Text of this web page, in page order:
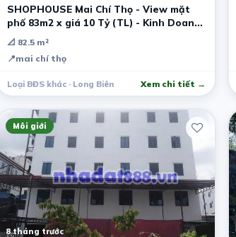
SHOPHOUSE Mai Chí Thọ - View mặt
phố 83m2 x giá 10 Tỷ (TL) - Kinh Doanh
đỉnh - 2
📐 82.5 m²
📍mai chí thọ
Loại BĐS khác · Long Biên Xem chi tiết →
Môi giới
8 tháng trước